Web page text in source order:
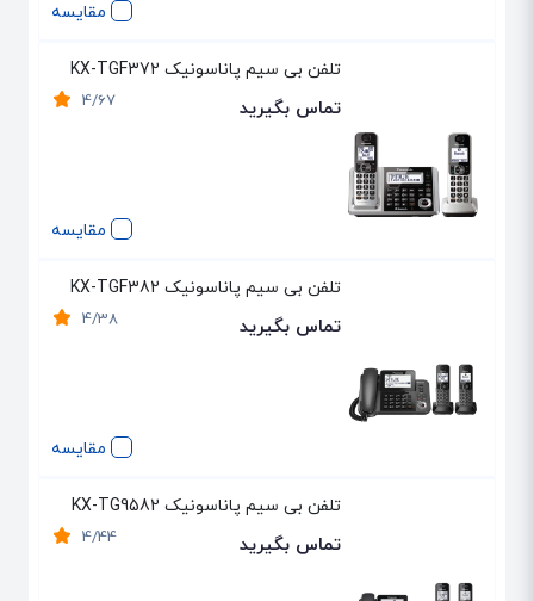
مقایسه
مقایسه
تلفن بی سیم پاناسونیک KX-TGF372
4/67 تماس بگیرید
مقایسه
تلفن بی سیم پاناسونیک KX-TGF382
4/38 تماس بگیرید
تلفن بی سیم پاناسونیک KX-TG9582
4/44 تماس بگیرید